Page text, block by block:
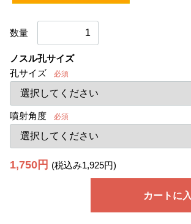
数量
ノスル孔サイズ
孔サイズ
必須
噴射角度 必須
1,750円 (税込み1,925円)
カートに